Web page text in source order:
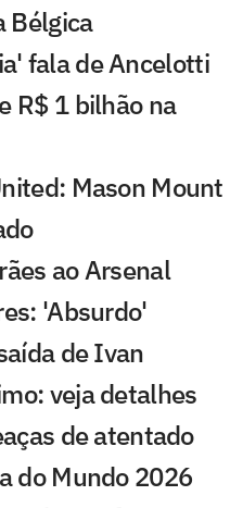
Bélgica
fala de Ancelotti
R$ 1 bilhão na
Mason Mount
ao Arsenal
'Absurdo'
de Ivan
veja detalhes
de atentado
do Mundo 2026